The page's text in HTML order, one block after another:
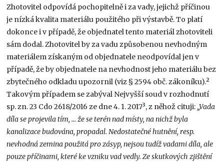
Zhotovitel odpovídá pochopitelně i za vady, jejichž příčinou
je nízká kvalita materiálu použitého při výstavbě. To platí
dokonce i v případě, že objednatel tento materiál zhotoviteli
sám dodal. Zhotovitel by za vadu způsobenou nevhodným
materiálem získaným od objednatele neodpovídal jen v
případě, že by objednatele na nevhodnost jeho materiálu bez
zbytečného odkladu upozornil (viz § 2594 obč. zákoníku).2
Takovým případem se zabýval Nejvyšší soud v rozhodnutí
sp. zn. 23 Cdo 2618/2016 ze dne 4. 1. 20173, z něhož cituji: „Vada
díla se projevila tím, … že se terén nad místy, na nichž byla
kanalizace budována, propadal. Nedostatečné hutnění, resp.
nevhodná zemina použitá pro zásyp, nejsou tudíž vadami díla, ale
pouze příčinami, které ke vzniku vad vedly. Ze skutkových zjištění